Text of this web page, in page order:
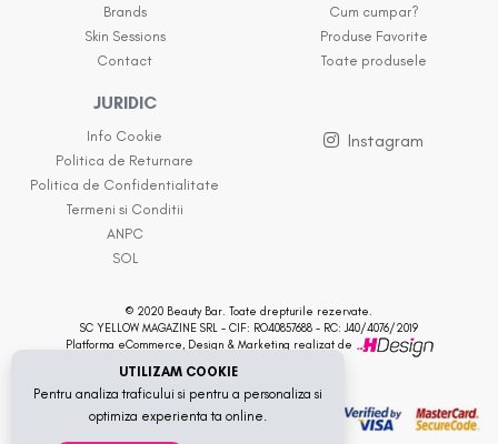
Brands
Skin Sessions
Contact
Cum cumpar?
Produse Favorite
Toate produsele
JURIDIC
Info Cookie
Politica de Returnare
Politica de Confidentialitate
Termeni si Conditii
ANPC
SOL
Instagram
© 2020 Beauty Bar. Toate drepturile rezervate.
SC YELLOW MAGAZINE SRL - CIF: RO40857688 - RC: J40/4076/2019
Platforma eCommerce, Design & Marketing realizat de
UTILIZAM COOKIE
Pentru analiza traficului si pentru a personaliza si
optimiza experienta ta online.